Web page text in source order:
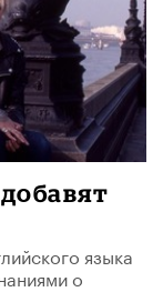
языка
о